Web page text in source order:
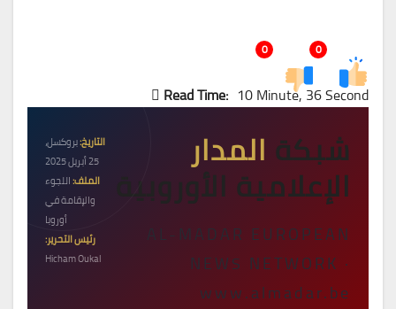
0
0
Read Time: 10 Minute, 36 Second
شبكة المدار
الإعلامية الأوروبية
AL-MADAR EUROPEAN
NEWS NETWORK ·
www.almadar.be
التاريخ:بروكسل،
25 أبريل 2025
الملف:اللجوء
والإقامة في
أوروبا
رئيس التحرير:
Hicham Oukal